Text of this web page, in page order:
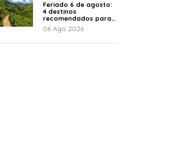
Feriado 6 de agosto:
4 destinos
recomendados para
disfrutar el descanso
06 Ago 2026